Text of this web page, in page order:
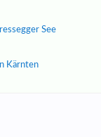
See
Kärnten